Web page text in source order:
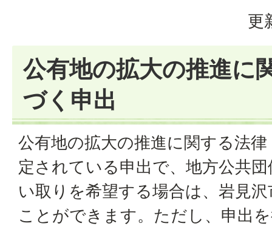
更
公有地の拡大の推進に
づく申出
公有地の拡大の推進に関する法
定されている申出で、地方公共
い取りを希望する場合は、岩見
ことができます。ただし、申出